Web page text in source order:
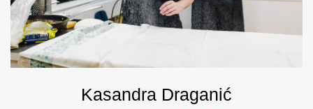
Kasandra Draganić